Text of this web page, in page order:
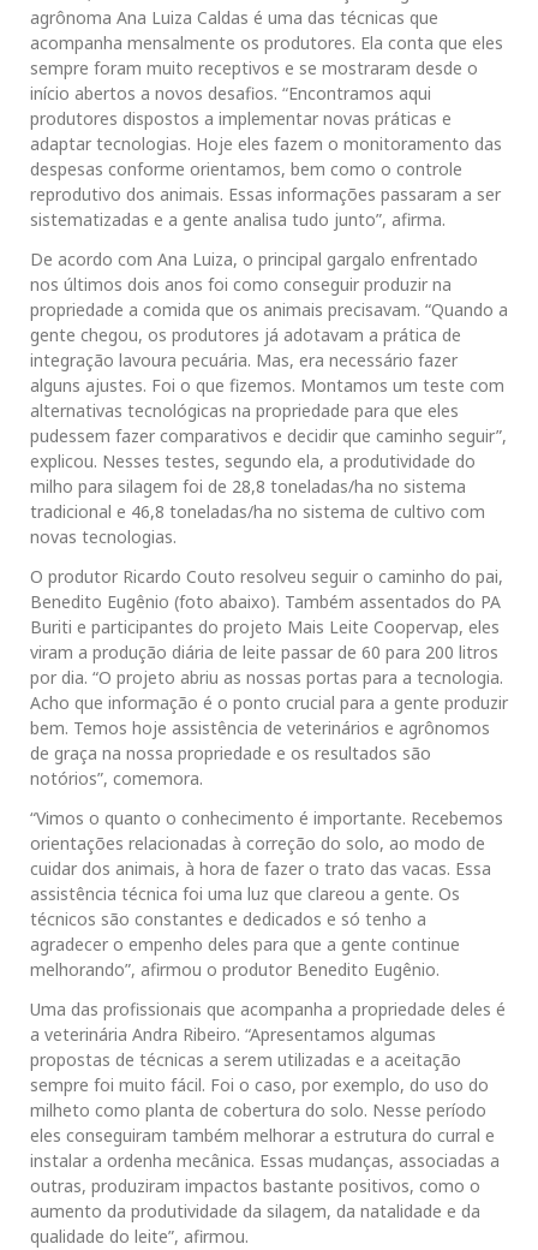
agrônoma Ana Luiza Caldas é uma das técnicas que
acompanha mensalmente os produtores. Ela conta que eles
sempre foram muito receptivos e se mostraram desde o
início abertos a novos desafios. “Encontramos aqui
produtores dispostos a implementar novas práticas e
adaptar tecnologias. Hoje eles fazem o monitoramento das
despesas conforme orientamos, bem como o controle
reprodutivo dos animais. Essas informações passaram a ser
sistematizadas e a gente analisa tudo junto”, afirma.
De acordo com Ana Luiza, o principal gargalo enfrentado
nos últimos dois anos foi como conseguir produzir na
propriedade a comida que os animais precisavam. “Quando a
gente chegou, os produtores já adotavam a prática de
integração lavoura pecuária. Mas, era necessário fazer
alguns ajustes. Foi o que fizemos. Montamos um teste com
alternativas tecnológicas na propriedade para que eles
pudessem fazer comparativos e decidir que caminho seguir”,
explicou. Nesses testes, segundo ela, a produtividade do
milho para silagem foi de 28,8 toneladas/ha no sistema
tradicional e 46,8 toneladas/ha no sistema de cultivo com
novas tecnologias.
O produtor Ricardo Couto resolveu seguir o caminho do pai,
Benedito Eugênio (foto abaixo). Também assentados do PA
Buriti e participantes do projeto Mais Leite Coopervap, eles
viram a produção diária de leite passar de 60 para 200 litros
por dia. “O projeto abriu as nossas portas para a tecnologia.
Acho que informação é o ponto crucial para a gente produzir
bem. Temos hoje assistência de veterinários e agrônomos
de graça na nossa propriedade e os resultados são
notórios”, comemora.
“Vimos o quanto o conhecimento é importante. Recebemos
orientações relacionadas à correção do solo, ao modo de
cuidar dos animais, à hora de fazer o trato das vacas. Essa
assistência técnica foi uma luz que clareou a gente. Os
técnicos são constantes e dedicados e só tenho a
agradecer o empenho deles para que a gente continue
melhorando”, afirmou o produtor Benedito Eugênio.
Uma das profissionais que acompanha a propriedade deles é
a veterinária Andra Ribeiro. “Apresentamos algumas
propostas de técnicas a serem utilizadas e a aceitação
sempre foi muito fácil. Foi o caso, por exemplo, do uso do
milheto como planta de cobertura do solo. Nesse período
eles conseguiram também melhorar a estrutura do curral e
instalar a ordenha mecânica. Essas mudanças, associadas a
outras, produziram impactos bastante positivos, como o
aumento da produtividade da silagem, da natalidade e da
qualidade do leite”, afirmou.